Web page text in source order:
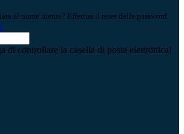
al nome utente? Effettua il reset della password
di controllare la casella di posta elettronica!